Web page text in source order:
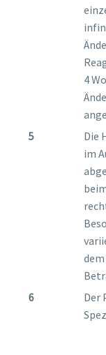
4
Die
im
Der